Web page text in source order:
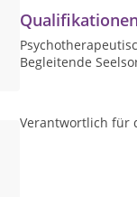
Begleitende
Verantwortlich für